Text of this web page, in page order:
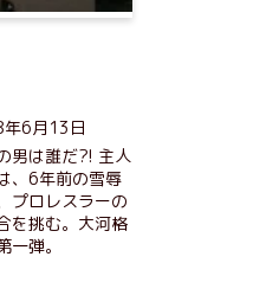
6月13日
男は誰だ?! 主人
、6年前の雪辱
プロレスラーの
を挑む。大河格
一弾。